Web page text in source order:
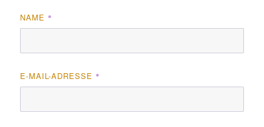
NAME *
E-MAIL-ADRESSE *